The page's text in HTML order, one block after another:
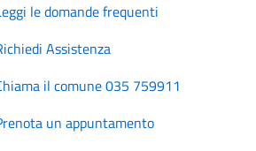
le domande frequenti
Assistenza
il comune 035 759911
un appuntamento